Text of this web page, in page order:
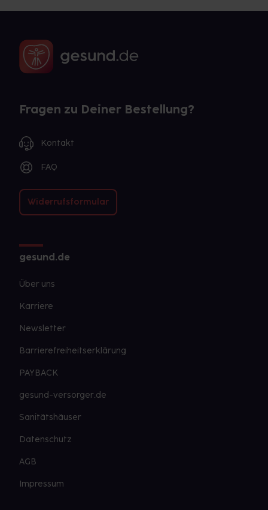
Fragen zu Deiner Bestellung?
Kontakt
FAQ
Widerrufsformular
gesund.de
Über uns
Karriere
Newsletter
Barrierefreiheitserklärung
PAYBACK
gesund-versorger.de
Sanitätshäuser
Datenschutz
AGB
Impressum